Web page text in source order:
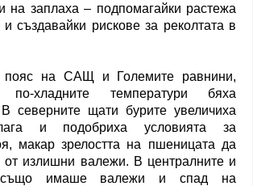
на заплаха – подпомагайки растежа
създавайки рискове за реколтата в
пояс на САЩ и Големите равнини,
хладните температури бяха
В северните щати бурите увеличиха
и подобриха условията за
макар зрелостта на пшеницата да
от излишни валежи. В централните и
имаше валежи и спад на